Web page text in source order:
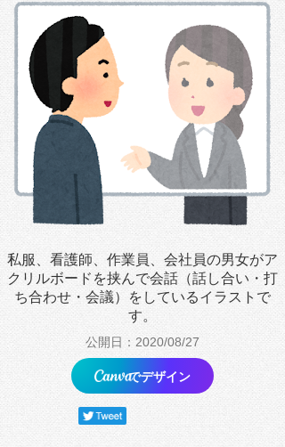
私服、看護師、作業員、会社員の男女がア
クリルボードを挟んで会話（話し合い・打
ち合わせ・会議）をしているイラストで
す。
公開日：2020/08/27
でデザイン